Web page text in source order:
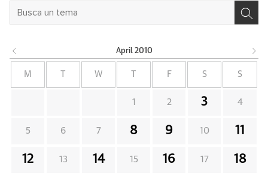
April 2010
M W F S S
1 2 3 4
5 6 7 8 9 10 11
12 13 14 15 16 17 18